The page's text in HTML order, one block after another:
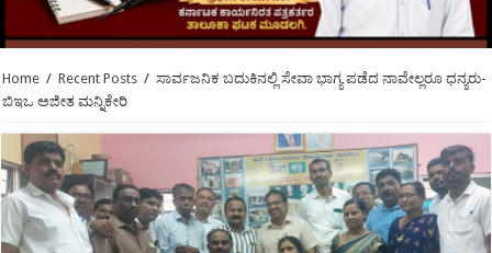
Home / Recent Posts / ಸಾರ್ವಜನಿಕ ಬದುಕಿನಲ್ಲಿ ಸೇವಾ ಭಾಗ್ಯ ಪಡೆದ ನಾವೇಲ್ಲರೂ ಧನ್ಯರು-
ಬಿಇಒ ಅಜೀತ ಮನ್ನಿಕೇರಿ